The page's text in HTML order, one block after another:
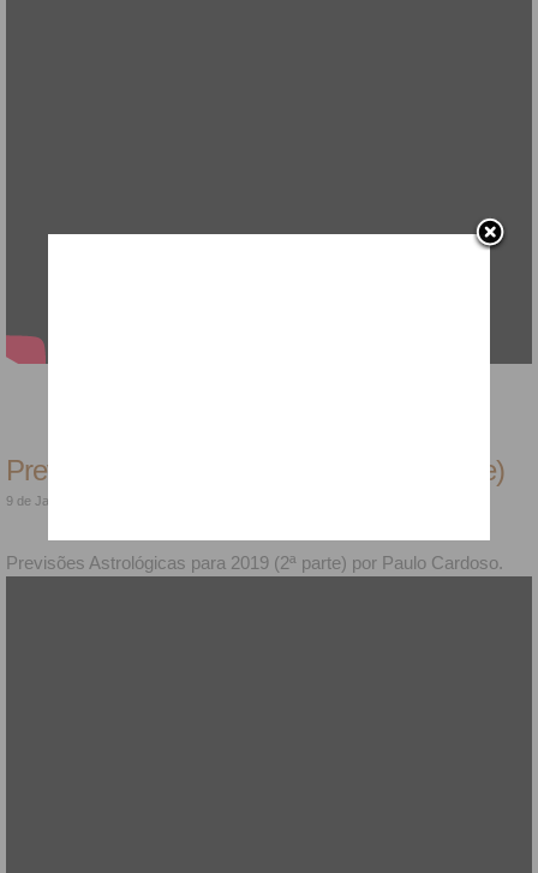
Previsões Astrológicas para 2019 (2ª parte)
9 de Janeiro de 2019
Previsões Astrológicas para 2019 (2ª parte) por Paulo Cardoso.